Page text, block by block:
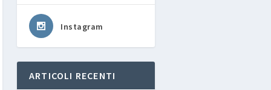
Instagram
ARTICOLI RECENTI